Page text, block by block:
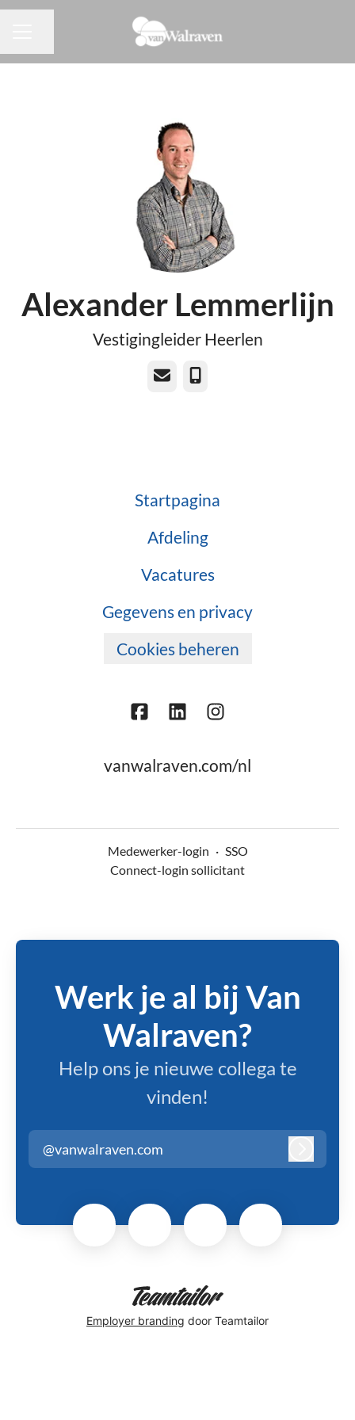
Alexander Lemmerlijn
Vestigingleider Heerlen
E-mailadresTelefoonnummer
Startpagina
Afdeling
Vacatures
Gegevens en privacy
Cookies beheren
vanwalraven.com/nl
Medewerker-login · SSO
Connect-login sollicitant
Werk je al bij Van
Walraven?
Help ons je nieuwe collega te
vinden!
@vanwalraven.com
Employer branding door Teamtailor